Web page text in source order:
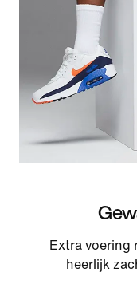
Extra voering
heerlijk